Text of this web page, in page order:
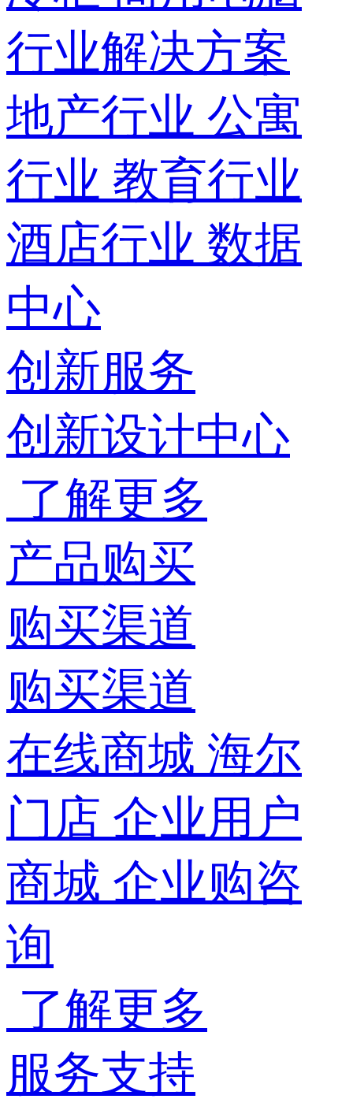
行业解决方案
地产行业 公寓
行业 教育行业
酒店行业 数据
中心
创新服务
创新设计中心
了解更多
产品购买
购买渠道
购买渠道
在线商城 海尔
门店 企业用户
商城 企业购咨
询
了解更多
服务支持